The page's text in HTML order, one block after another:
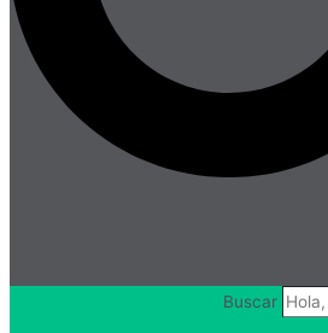
Buscar